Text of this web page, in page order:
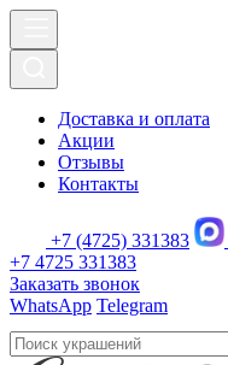
Доставка и оплата
Акции
Отзывы
Контакты
+7 (4725) 331383
+7 4725 331383
Заказать звонок
WhatsApp Telegram